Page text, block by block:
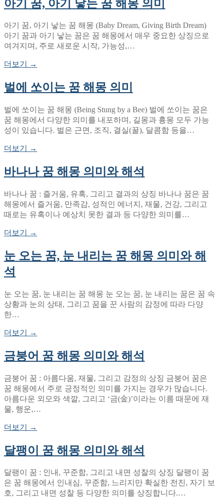
아기 꿈, 아기 낳는 꿈 해몽 의미
아기 꿈, 아기 낳는 꿈 해몽 (Baby Dream, Giving Birth Dream)
아기 꿈과 아기 낳는 꿈은 꿈 해몽에서 매우 중요한 상징으로
여겨지며, 주로 새로운 시작, 가능성,…
더보기 →
벌에 쏘이는 꿈 해몽 의미
벌에 쏘이는 꿈 해몽 (Being Stung by a Bee) 벌에 쏘이는 꿈은
꿈 해몽에서 다양한 의미를 내포하며, 길몽과 흉몽 모두 가능
성이 있습니다. 벌은 근면, 조직, 결실(꿀), 달콤함 등을…
더보기 →
바나나 꿈 해몽 의미와 해석
바나나 꿈 : 즐거움, 유혹, 그리고 결과의 상징 바나나 꿈은 꿈
해몽에서 즐거움, 만족감, 성적인 에너지, 재물, 건강, 그리고
때로는 유혹이나 예상치 못한 결과 등 다양한 의미를…
더보기 →
눈 오는 꿈, 눈 내리는 꿈 해몽 의미와 해
석
눈 오는 꿈, 눈 내리는 꿈 해몽 눈 오는 꿈, 눈 내리는 꿈은 꿈 속
상황과 눈의 상태, 그리고 꿈을 꾼 사람의 감정에 따라 다양
한…
더보기 →
금붕어 꿈 해몽 의미와 해석
금붕어 꿈 : 아름다움, 재물, 그리고 감정의 상징 금붕어 꿈은
꿈 해몽에서 주로 긍정적인 의미를 가지는 경우가 많습니다.
아름다운 외모와 색깔, 그리고 ‘금(金)’이라는 이름 때문에 재
물, 행운,…
더보기 →
달팽이 꿈 해몽 의미와 해석
달팽이 꿈 : 인내, 꾸준함, 그리고 내면 성찰의 상징 달팽이 꿈
은 꿈 해몽에서 인내심, 꾸준함, 느리지만 확실한 전진, 자기 보
호, 그리고 내면 성찰 등 다양한 의미를 상징합니다.…